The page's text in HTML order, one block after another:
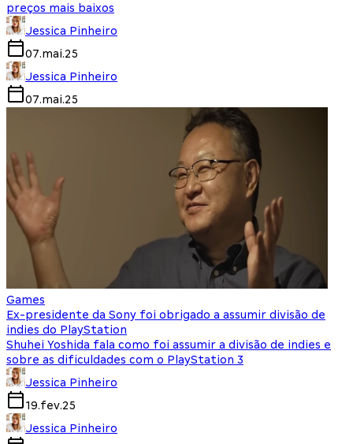
preços mais baixos
Jessica Pinheiro
07.mai.25
Jessica Pinheiro
07.mai.25
Games
Ex-presidente da Sony foi obrigado a assumir divisão de
indies do PlayStation
Shuhei Yoshida fala como foi assumir a divisão de indies e
sobre as dificuldades com o PlayStation 3
Jessica Pinheiro
19.fev.25
Jessica Pinheiro